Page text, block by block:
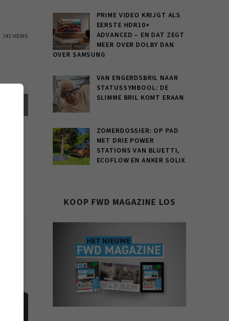
741 VIEWS
PRIME VIDEO KRIJGT ALS
EERSTE HDR10+
ADVANCED – EN DAT ZEGT
MEER OVER DOLBY DAN
OVER SAMSUNG
VAN ENGERDSBRIL NAAR
STATUSSYMBOOL: DE
SLIMME BRIL KOMT ERAAN
ZOMERDOSSIER: OP PAD
MET DRIE POWER
STATIONS VAN BLUETTI,
ECOFLOW EN ANKER SOLIX
KOOP FWD MAGAZINE LOS